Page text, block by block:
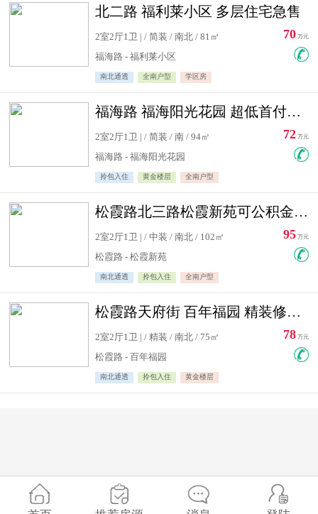
北二路 福利莱小区 多层住宅急售
2室2厅1卫 | / 简装 / 南北 / 81㎡
福海路 - 福利莱小区
南北通透 全南户型 学区房
70 万元
福海路 福海阳光花园 超低首付住宅急售
2室2厅1卫 | / 简装 / 南 / 94㎡
福海路 - 福海阳光花园
拎包入住 黄金楼层 全南户型
72 万元
松霞路北三路松霞新苑可公积金贷款北小区南北通透住宅急售
2室2厅1卫 | / 中装 / 南北 / 102㎡
松霞路 - 松霞新苑
南北通透 拎包入住 全南户型
95 万元
松霞路天府街 百年福园 精装修住宅急售
2室2厅1卫 | / 精装 / 南北 / 75㎡
松霞路 - 百年福园
南北通透 拎包入住 黄金楼层
78 万元